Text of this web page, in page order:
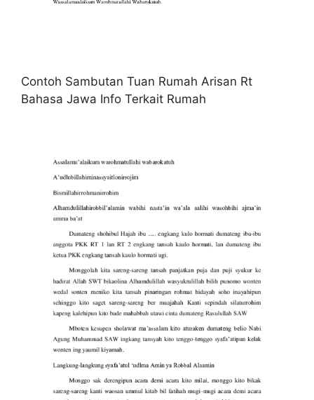
Contoh Sambutan Tuan Rumah Arisan Rt
Bahasa Jawa Info Terkait Rumah